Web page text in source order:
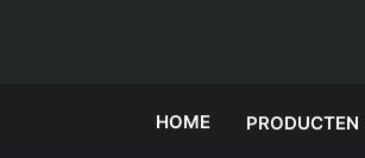
HOME PRODUCTEN